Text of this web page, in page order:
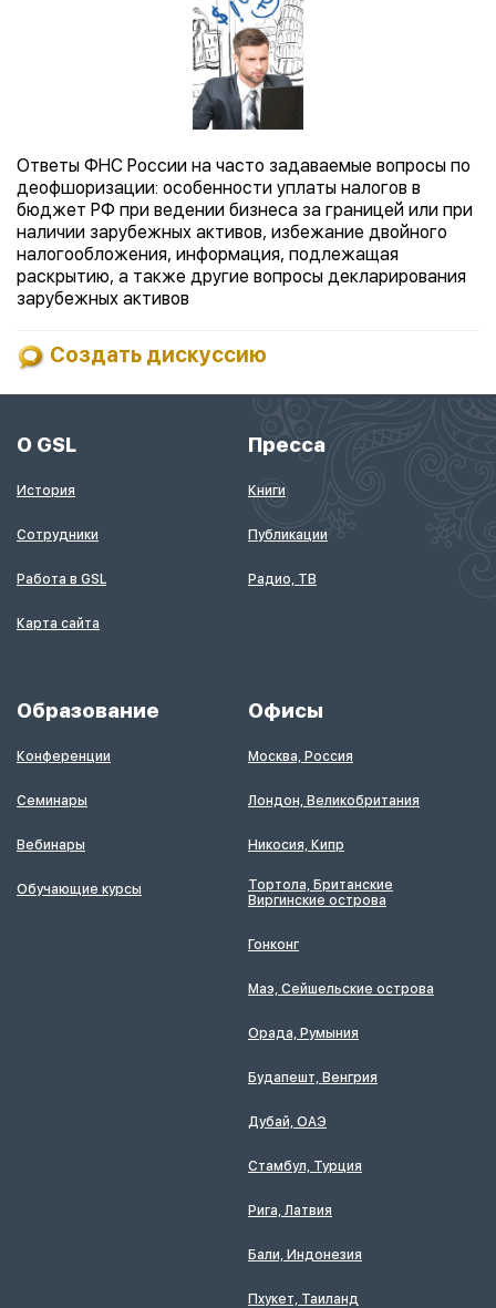
Ответы ФНС России на часто задаваемые вопросы по
деофшоризации: особенности уплаты налогов в
бюджет РФ при ведении бизнеса за границей или при
наличии зарубежных активов, избежание двойного
налогообложения, информация, подлежащая
раскрытию, а также другие вопросы декларирования
зарубежных активов
Создать дискуссию
О GSL
История
Сотрудники
Работа в GSL
Карта сайта
Пресса
Книги
Публикации
Радио, ТВ
Образование
Конференции
Семинары
Вебинары
Обучающие курсы
Офисы
Москва, Россия
Лондон, Великобритания
Никосия, Кипр
Тортола, Британские
Виргинские острова
Гонконг
Маэ, Сейшельские острова
Орада, Румыния
Будапешт, Венгрия
Дубай, ОАЭ
Стамбул, Турция
Рига, Латвия
Бали, Индонезия
Пхукет, Таиланд